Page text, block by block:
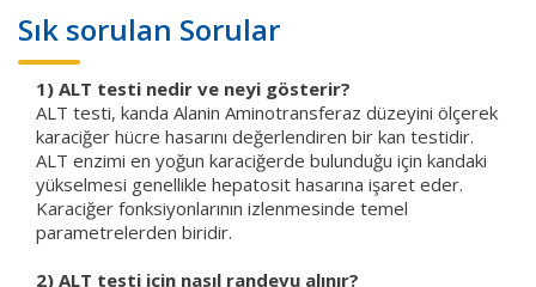
Sık sorulan Sorular
1) ALT testi nedir ve neyi gösterir?
ALT testi, kanda Alanin Aminotransferaz düzeyini ölçerek
karaciğer hücre hasarını değerlendiren bir kan testidir.
ALT enzimi en yoğun karaciğerde bulunduğu için kandaki
yükselmesi genellikle hepatosit hasarına işaret eder.
Karaciğer fonksiyonlarının izlenmesinde temel
parametrelerden biridir.
2) ALT testi için nasıl randevu alınır?